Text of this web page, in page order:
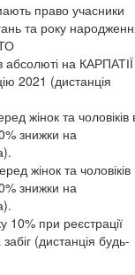
право учасники
та року
абсолюті на КАРПАТІЇ
2021 (дистанція
жінок та чоловіків
знижки на
жінок та чоловіків
знижки на
10% при реєстрації
(дистанція будь-